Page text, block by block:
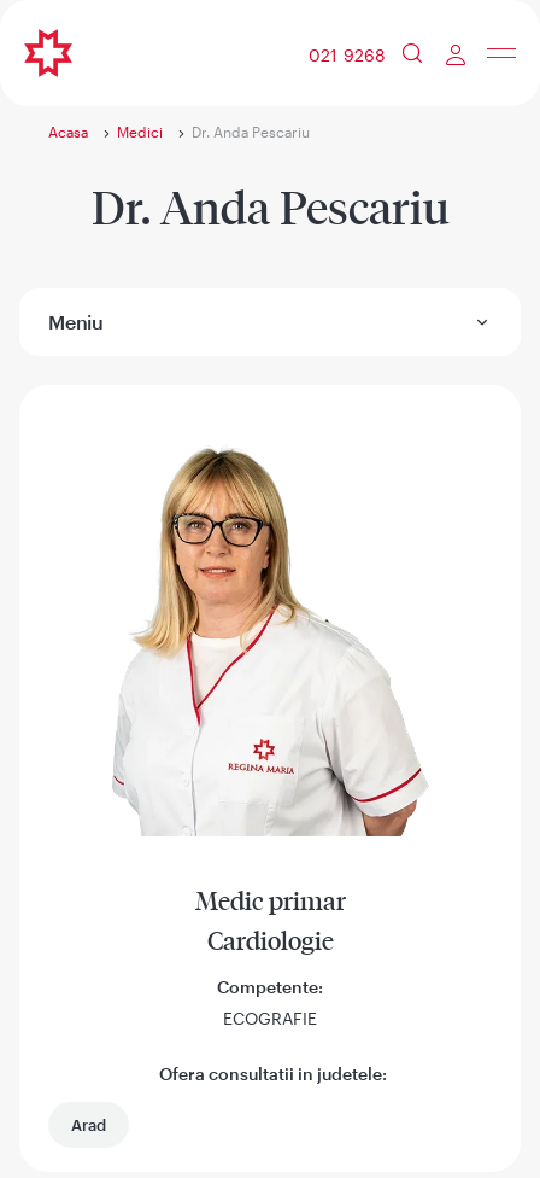
021 9268
Acasa Medici Dr. Anda Pescariu
Dr. Anda Pescariu
Meniu
Medic primar
Cardiologie
Competente:
ECOGRAFIE
Ofera consultatii in judetele:
Arad